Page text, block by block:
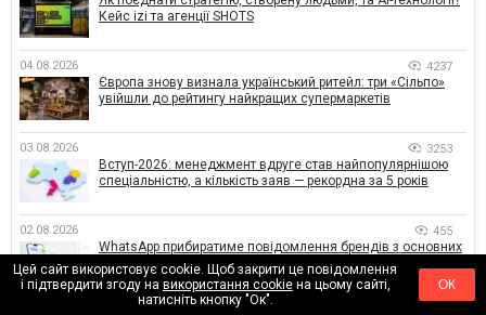
Кейс izi та агенції SHOTS
04.08.2026 4237
Європа знову визнала український ритейл: три «Сільпо»
увійшли до рейтингу найкращих супермаркетів
03.08.2026 3253
Вступ-2026: менеджмент вдруге став найпопулярнішою
спеціальністю, а кількість заяв — рекордна за 5 років
02.08.2026 455
WhatsApp прибиратиме повідомлення брендів з основних
чатів: що зміниться для бізнесу
Цей сайт використовує cookie. Щоб закрити це повідомлення
і підтвердити згоду на використання cookieна цьому сайті,
натисніть кнопку "Ок".
ОК